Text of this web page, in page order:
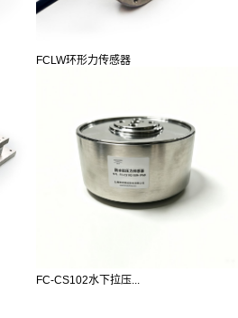
FCLW环形力传感器
FC-CS102水下拉压...